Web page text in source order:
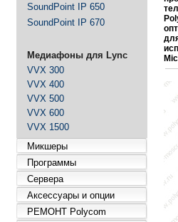
SoundPoint IP 650
SoundPoint IP 670
Медиафоны для Lync
VVX 300
VVX 400
VVX 500
VVX 600
VVX 1500
Микшеры
Программы
Сервера
Аксессуары и опции
РЕМОНТ Polycom